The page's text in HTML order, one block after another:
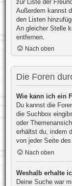
zur Liste der
Außerdem kannst
den Listen
An gleicher Stelle
entfernen.
Nach oben
Die Foren
Wie kann ich ein
Du kannst die
die Suchbox
oder
erhältst du, indem
von jeder Seite
Nach oben
Weshalb erhalte
Deine Suche war